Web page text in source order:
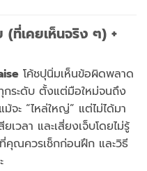
เคยเห็นจริง ๆ) +
โค้ชปุนิ่มเห็นข้อผิดพลาด
กระดับ ตั้งแต่มือใหม่จนถึง
จะ “ไหล่ใหญ่” แต่ไม่ได้มา
เวลา และเสี่ยงเจ็บโดยไม่รู้
ที่คุณควรเช็กก่อนฝึก และวิธี